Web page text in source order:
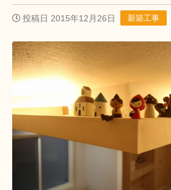
投稿日 2015年12月26日 新築工事